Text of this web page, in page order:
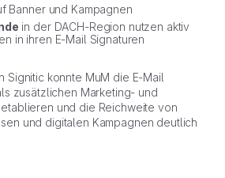
Banner und Kampagnen
in der DACH-Region nutzen aktiv
in ihren E-Mail Signaturen
Signitic konnte MuM die E-Mail
zusätzlichen Marketing- und
etablieren und die Reichweite von
und digitalen Kampagnen deutlich